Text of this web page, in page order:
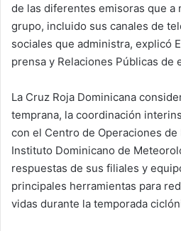
de las diferentes emisoras que a
grupo, incluido sus canales de
sociales que administra, explicó
prensa y Relaciones Públicas de
La Cruz Roja Dominicana
temprana, la coordinación
con el Centro de Operaciones de
Instituto Dominicano de
respuestas de sus filiales y
principales herramientas para
vidas durante la temporada